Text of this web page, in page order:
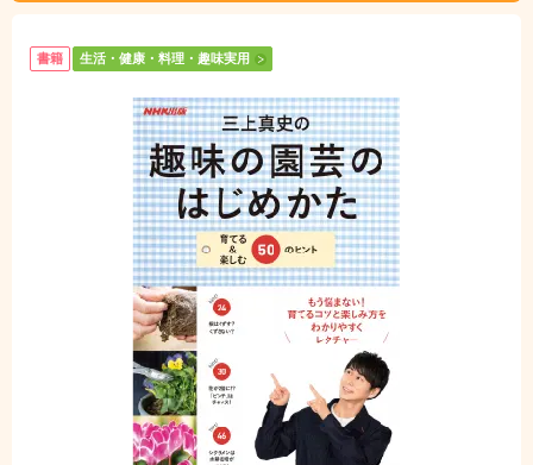
書籍 生活・健康・料理・趣味実用